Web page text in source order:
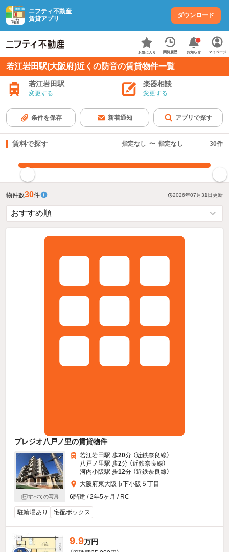
ニフティ不動産
賃貸アプリ
ダウンロード
お気に入り 閲覧履歴 お知らせ マイページ
若江岩田駅(大阪府)近くの防音の賃貸物件一覧
若江岩田駅
変更する
楽器相談
変更する
条件を保存 新着通知 アプリで探す
賃料で探す 指定なし 〜 指定なし 30件
物件数30件 2026年07月31日更新
プレジオ八戸ノ里の賃貸物件
すべての写真
若江岩田駅 歩20分 （近鉄奈良線）
八戸ノ里駅 歩2分 （近鉄奈良線）
河内小阪駅 歩12分 （近鉄奈良線）
大阪府東大阪市下小阪５丁目
6階建 / 2年5ヶ月 / RC
駐輪場あり 宅配ボックス
9.9万円